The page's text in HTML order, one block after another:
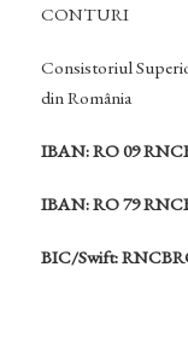
CONTURI
Consistoriul
din România
IBAN: RO 09
IBAN: RO 79
BIC/Swift: